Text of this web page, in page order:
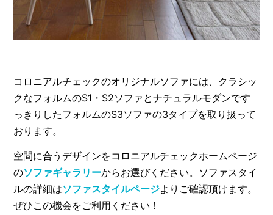
コロニアルチェックのオリジナルソファには、クラシッ
クなフォルムのS1・S2ソファとナチュラルモダンです
っきりしたフォルムのS3ソファの3タイプを取り扱って
おります。
空間に合うデザインをコロニアルチェックホームページ
のソファギャラリーからお選びください。ソファスタイ
ルの詳細はソファスタイルページよりご確認頂けます。
ぜひこの機会をご利用ください！